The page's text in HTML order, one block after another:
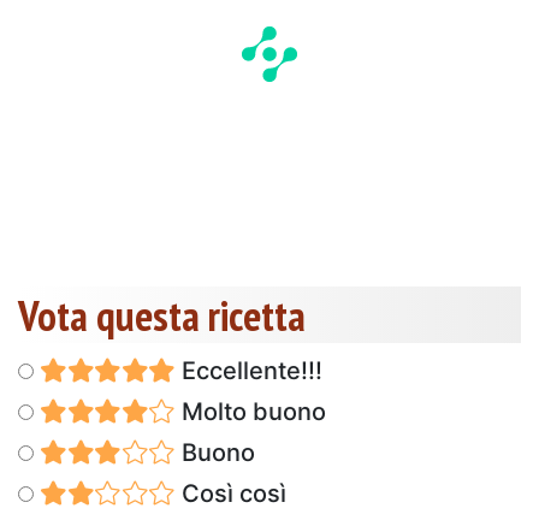
Vota questa ricetta
Eccellente!!!
Molto buono
Buono
Così così